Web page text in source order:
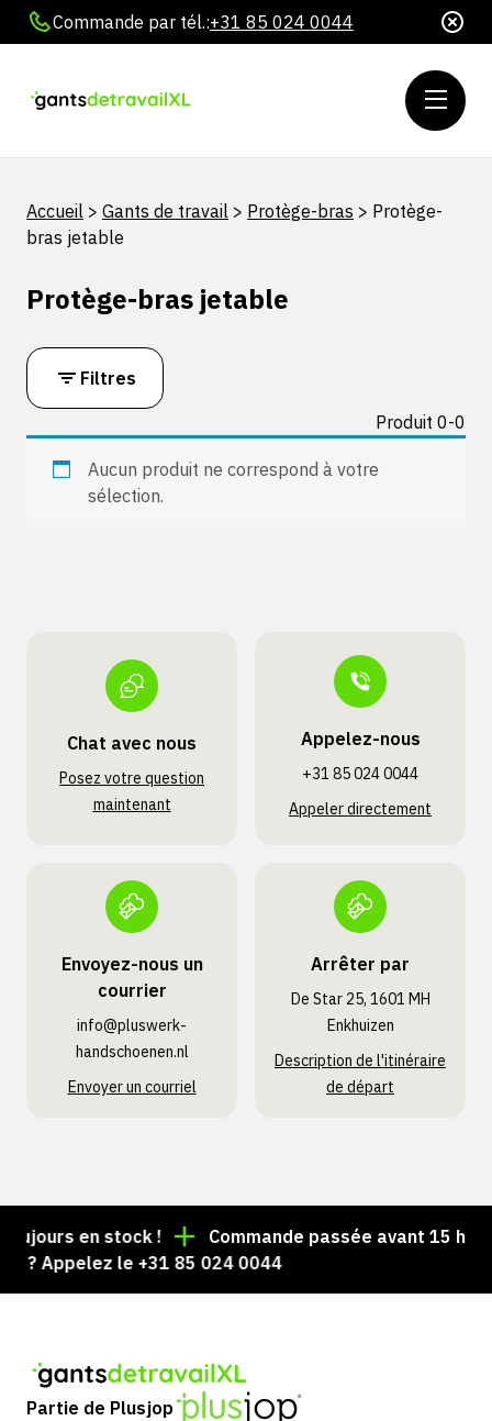
Commande par tél.:+31 85 024 0044
Accueil > Gants de travail > Protège-bras > Protège-
bras jetable
Protège-bras jetable
Filtres
Produit 0-0
Aucun produit ne correspond à votre
sélection.
Chat avec nous
Posez votre question
maintenant
Appelez-nous
+31 85 024 0044
Appeler directement
Envoyez-nous un
courrier
info@pluswerk­
handschoenen.nl
Envoyer un courriel
Arrêter par
De Star 25, 1601 MH
Enkhuizen
Description de l'itinéraire
de départ
en stock !
Commande passée avant 15 h =
? Appelez le +31 85 024 0044
Partie de Plusjop